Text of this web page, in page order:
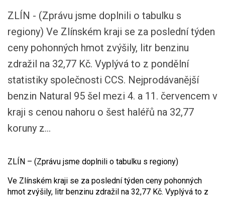
ZLÍN - (Zprávu jsme doplnili o tabulku s
regiony) Ve Zlínském kraji se za poslední týden
ceny pohonných hmot zvýšily, litr benzinu
zdražil na 32,77 Kč. Vyplývá to z pondělní
statistiky společnosti CCS. Nejprodávanější
benzin Natural 95 šel mezi 4. a 11. červencem v
kraji s cenou nahoru o šest haléřů na 32,77
koruny z...
ZLÍN – (Zprávu jsme doplnili o tabulku s regiony)
Ve Zlínském kraji se za poslední týden ceny pohonných
hmot zvýšily, litr benzinu zdražil na 32,77 Kč. Vyplývá to z